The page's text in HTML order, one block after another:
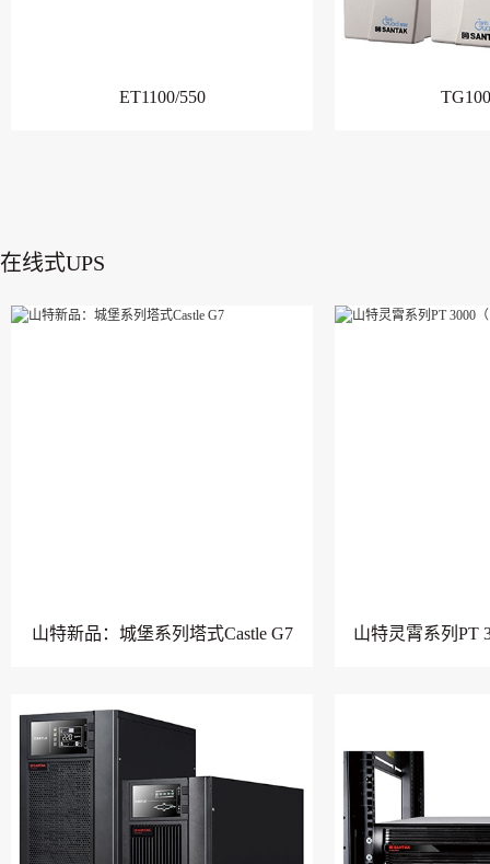
ET1100/550
在线式UPS
山特新品：城堡系列塔式Castle G7 山特灵霄系列PT